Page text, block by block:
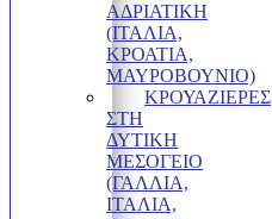
ΑΔΡΙΑΤΙΚΗ
(ΙΤΑΛΙΑ,
ΚΡΟΑΤΙΑ,
ΜΑΥΡΟΒΟΥΝΙΟ)
ΚΡΟΥΑΖΙΕΡΕΣ
ΣΤΗ
ΔΥΤΙΚΗ
ΜΕΣΟΓΕΙΟ
(ΓΑΛΛΙΑ,
ΙΤΑΛΙΑ,